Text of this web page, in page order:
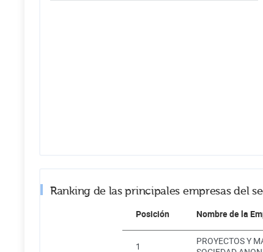
Ranking de las principales empresas del
Posición Nombre de la
1
PROYECTOS Y